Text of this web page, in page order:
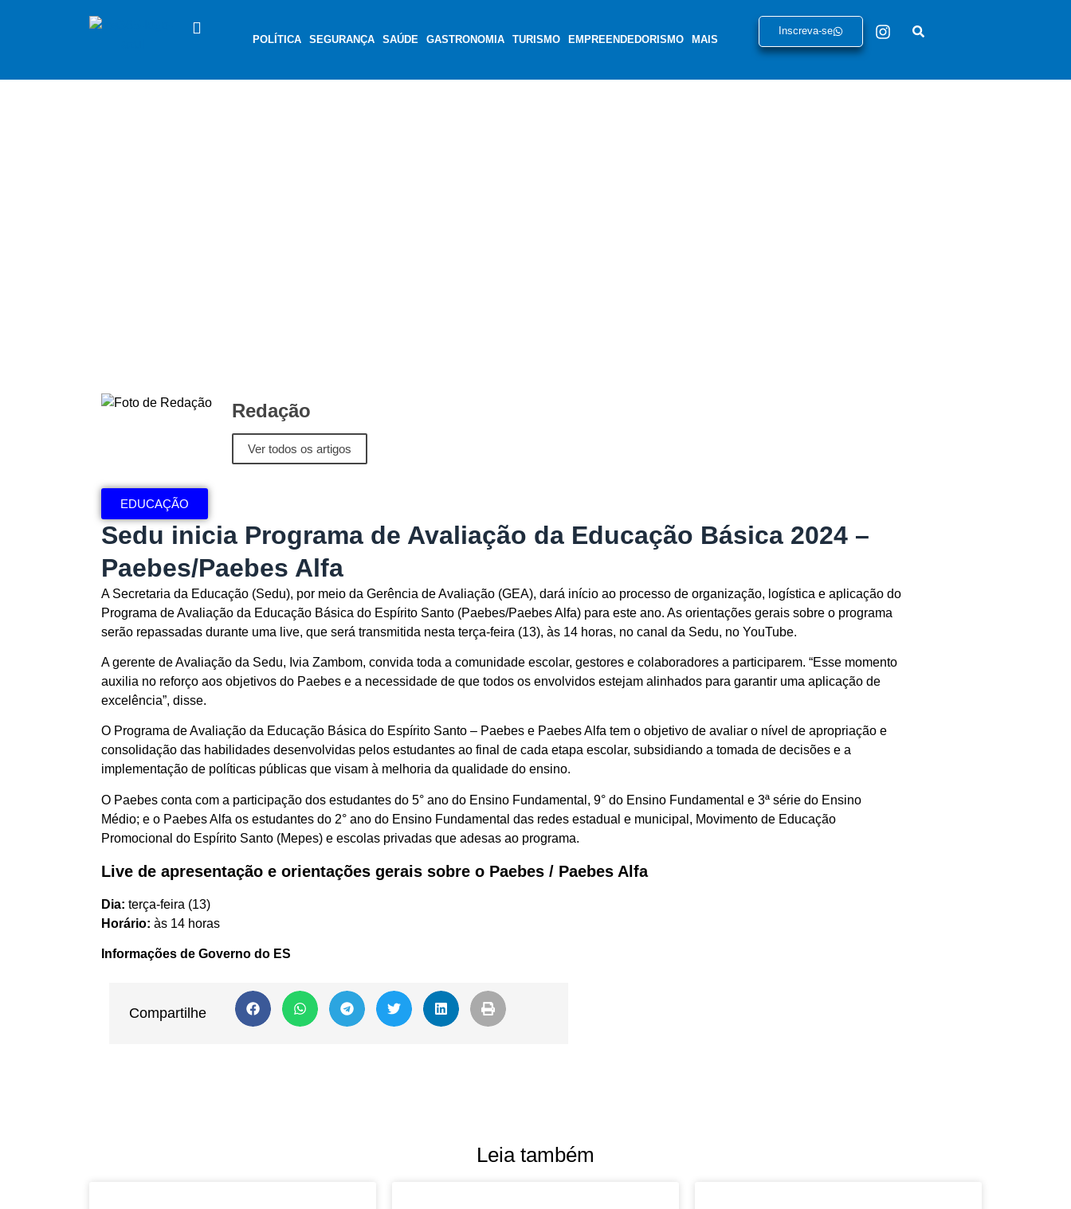
POLÍTICA SEGURANÇA SAÚDE GASTRONOMIA TURISMO EMPREENDEDORISMO MAIS
Inscreva-se
Redação
Ver todos os artigos
EDUCAÇÃO
Sedu inicia Programa de Avaliação da Educação Básica 2024 –
Paebes/Paebes Alfa
A Secretaria da Educação (Sedu), por meio da Gerência de Avaliação (GEA), dará início ao processo de organização, logística e aplicação do
Programa de Avaliação da Educação Básica do Espírito Santo (Paebes/Paebes Alfa) para este ano. As orientações gerais sobre o programa
serão repassadas durante uma live, que será transmitida nesta terça-feira (13), às 14 horas, no canal da Sedu, no YouTube.
A gerente de Avaliação da Sedu, Ivia Zambom, convida toda a comunidade escolar, gestores e colaboradores a participarem. “Esse momento
auxilia no reforço aos objetivos do Paebes e a necessidade de que todos os envolvidos estejam alinhados para garantir uma aplicação de
excelência”, disse.
O Programa de Avaliação da Educação Básica do Espírito Santo – Paebes e Paebes Alfa tem o objetivo de avaliar o nível de apropriação e
consolidação das habilidades desenvolvidas pelos estudantes ao final de cada etapa escolar, subsidiando a tomada de decisões e a
implementação de políticas públicas que visam à melhoria da qualidade do ensino.
O Paebes conta com a participação dos estudantes do 5° ano do Ensino Fundamental, 9° do Ensino Fundamental e 3ª série do Ensino
Médio; e o Paebes Alfa os estudantes do 2° ano do Ensino Fundamental das redes estadual e municipal, Movimento de Educação
Promocional do Espírito Santo (Mepes) e escolas privadas que adesas ao programa.
Live de apresentação e orientações gerais sobre o Paebes / Paebes Alfa
Dia: terça-feira (13)
Horário: às 14 horas
Informações de Governo do ES
Compartilhe
Leia também